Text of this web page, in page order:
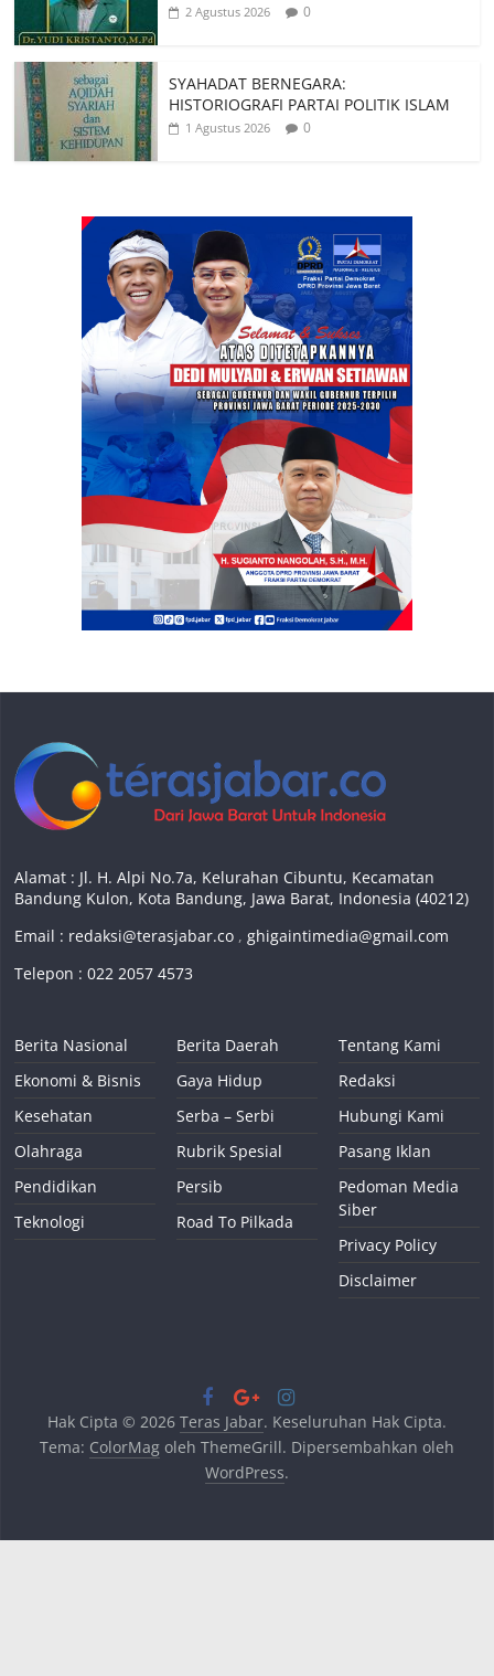
2 Agustus 2026 0
SYAHADAT BERNEGARA:
HISTORIOGRAFI PARTAI POLITIK ISLAM
1 Agustus 2026 0
Alamat : Jl. H. Alpi No.7a, Kelurahan Cibuntu, Kecamatan
Bandung Kulon, Kota Bandung, Jawa Barat, Indonesia (40212)
Email : redaksi@terasjabar.co ,ghigaintimedia@gmail.com
Telepon : 022 2057 4573
Berita Nasional
Ekonomi & Bisnis
Kesehatan
Olahraga
Pendidikan
Teknologi
Berita Daerah
Gaya Hidup
Serba – Serbi
Rubrik Spesial
Persib
Road To Pilkada
Tentang Kami
Redaksi
Hubungi Kami
Pasang Iklan
Pedoman Media
Siber
Privacy Policy
Disclaimer
Hak Cipta © 2026 Teras Jabar. Keseluruhan Hak Cipta.
Tema: ColorMagoleh ThemeGrill. Dipersembahkan oleh
WordPress.